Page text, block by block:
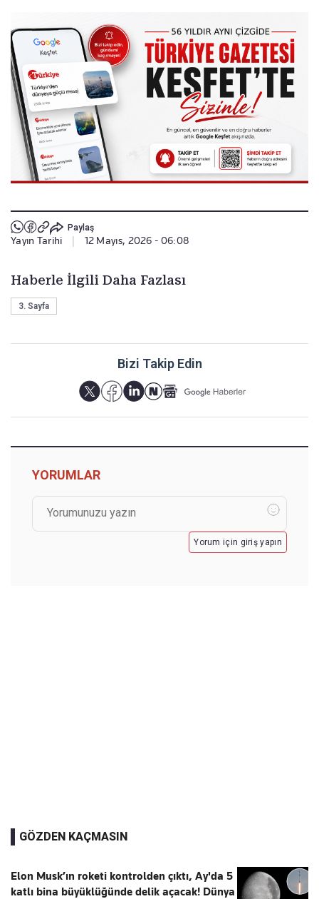
Paylaş
Yayın Tarihi 12 Mayıs, 2026 - 06:08
Haberle İlgili Daha Fazlası
3. Sayfa
Bizi Takip Edin
YORUMLAR
Yorum için giriş yapın
GÖZDEN KAÇMASIN
Elon Musk’ın roketi kontrolden çıktı, Ay'da 5
katlı bina büyüklüğünde delik açacak! Dünya